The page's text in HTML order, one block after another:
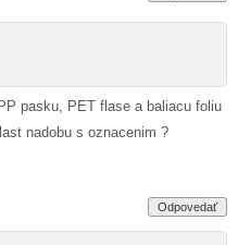
pasku, PET flase a baliacu foliu
nadobu s oznacenim ?
Odpovedať